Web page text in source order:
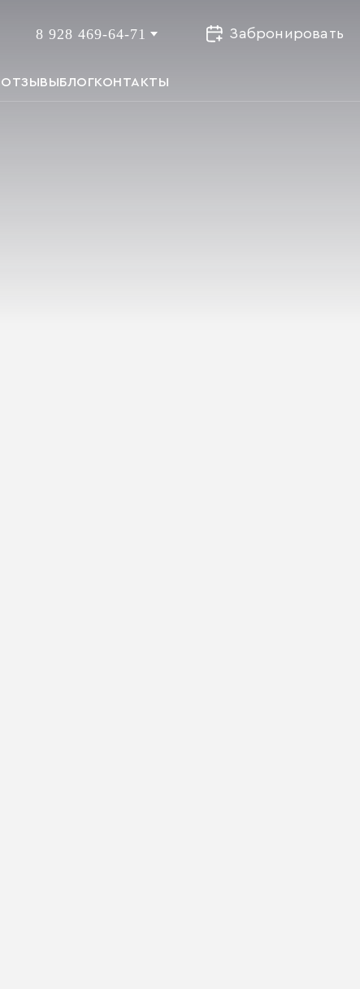
8 928 469-64-71 Забронировать
ОТЗЫВЫБЛОГКОНТАКТЫ